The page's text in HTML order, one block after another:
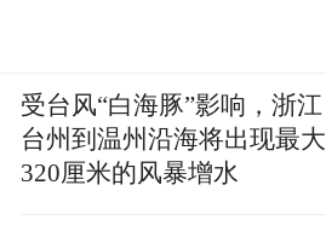
受台风“白海豚”影响，浙江
台州到温州沿海将出现最大
320厘米的风暴增水